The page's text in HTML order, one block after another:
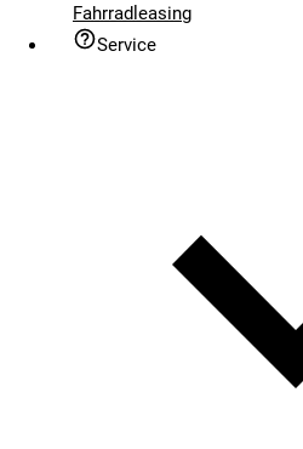
Fahrradleasing
Service